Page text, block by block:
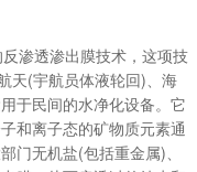
渗透渗出膜技术，这项技
天(宇航员体液轮回)、海
于民间的水净化设备。它
和离子态的矿物质元素通
门无机盐(包括重金属)、